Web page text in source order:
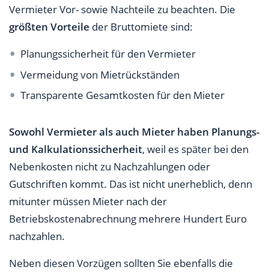
Vermieter Vor- sowie Nachteile zu beachten. Die
größten Vorteile der Bruttomiete sind:
Planungssicherheit für den Vermieter
Vermeidung von Mietrückständen
Transparente Gesamtkosten für den Mieter
Sowohl Vermieter als auch Mieter haben Planungs-
und Kalkulationssicherheit, weil es später bei den
Nebenkosten nicht zu Nachzahlungen oder
Gutschriften kommt. Das ist nicht unerheblich, denn
mitunter müssen Mieter nach der
Betriebskostenabrechnung mehrere Hundert Euro
nachzahlen.
Neben diesen Vorzügen sollten Sie ebenfalls die